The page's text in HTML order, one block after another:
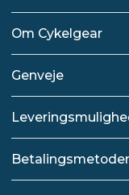
Om Cykelgear
Genveje
Betalingsmetoder